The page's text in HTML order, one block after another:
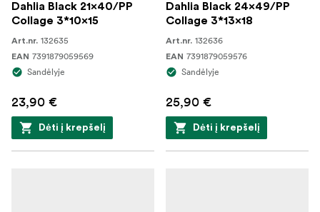
Dahlia Black 21x40/PP
Collage 3*10x15
Art.nr. 132635
EAN 7391879059569
Sandėlyje
23,90 €
Dėti į krepšelį
Dahlia Black 24x49/PP
Collage 3*13x18
Art.nr. 132636
EAN 7391879059576
Sandėlyje
25,90 €
Dėti į krepšelį